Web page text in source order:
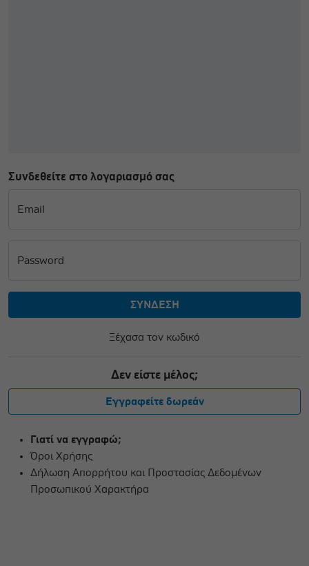
Συνδεθείτε στο λογαριασμό σας
Email
Password
Ξέχασα τον κωδικό
Δεν είστε μέλος;
Εγγραφείτε δωρεάν
Γιατί να εγγραφώ;
Όροι Χρήσης
Δήλωση Απορρήτου και Προστασίας Δεδομένων
Προσωπικού Χαρακτήρα